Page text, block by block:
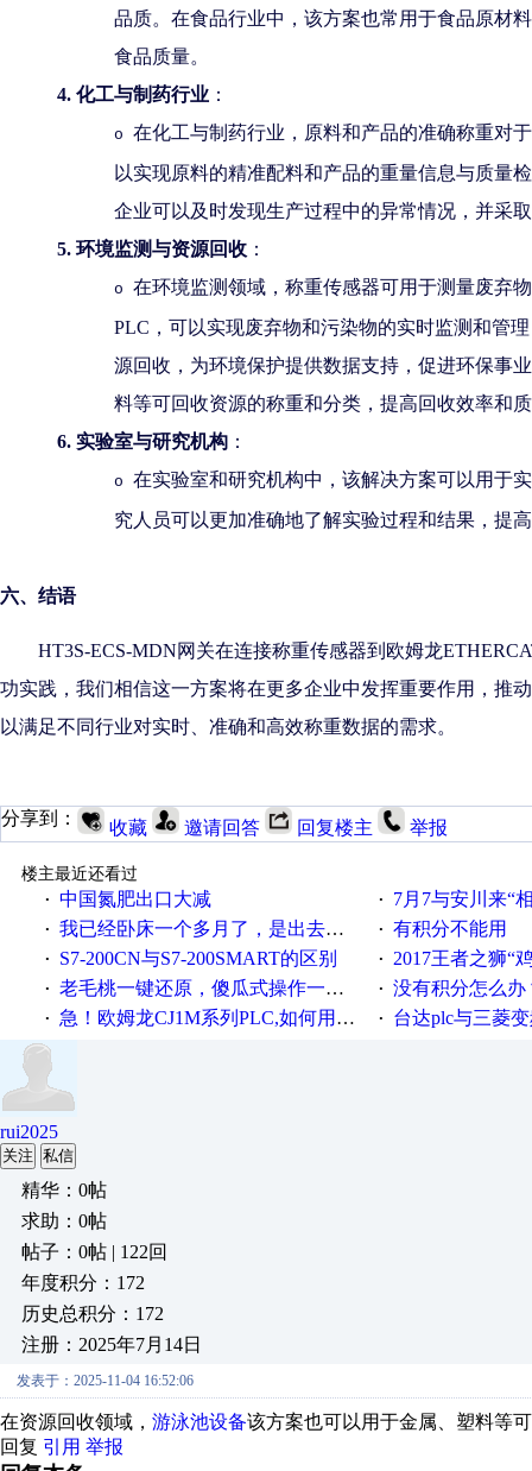
品质。在食品行业中，该方案也常用于食品原材
食品质量。
4. 化工与制药行业 ：
o 在化工与制药行业，原料和产品的准确称重对
以实现原料的精准配料和产品的重量信息与质量
企业可以及时发现生产过程中的异常情况，并采
5. 环境监测与资源回收 ：
o 在环境监测领域，称重传感器可用于测量废弃
PLC，可以实现废弃物和污染物的实时监测和管
源回收 ， 为环境保护提供数据支持，促进环保事
料等可回收资源的称重和分类，提高回收效率和
6. 实验室与研究机构 ：
o 在实验室和研究机构中，该解决方案可以用于
究人员可以更加准确地了解实验过程和结果，提
六、结语
HT3S-ECS-MDN网关在连接称重传感器到欧姆龙
功实践，我们相信这一方案将在更多企业中发挥重要作用，推
以满足不同行业对实时、准确和高效称重数据的需求。
分享到： 收藏 邀请回答 回复楼主 举报
楼主最近还看过
· 中国氮肥出口大减 · 7月7与安川来“
· 我已经卧床一个多月了，是出去安装机械手在高速遭遇车祸所致:大家工作都要特别注意啊 · 有积分不能用
· S7-200CN与S7-200SMART的区别 · 2017王者之狮“鸡”情签到
· 老毛桃一键还原，傻瓜式操作一键轻松备份还原；程序为向导式安装，一键即可实现自动备份或还原系统。 · 没有积分怎么办
· 急！欧姆龙CJ1M系列PLC,如何用时间控制变频器。要求时间在组态王中可以自由输入！拜托各位大神了！ · 台达plc与三菱
rui2025
关注 私信
精华：0帖
求助：0帖
帖子：0帖 | 122回
年度积分：172
历史总积分：172
注册：2025年7月14日
发表于：2025-11-04 16:52:06
在资源回收领域， 游泳池设备该方案也可以用于金属、塑料等
回复 引用 举报